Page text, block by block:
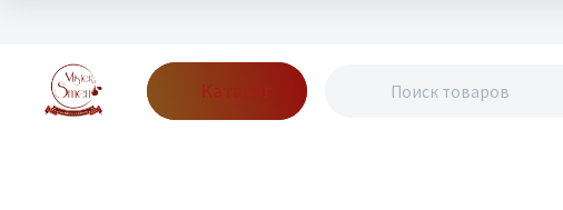
Каталог